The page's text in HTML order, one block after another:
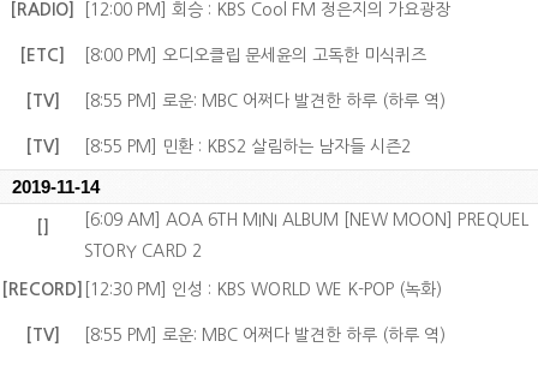
[RADIO] [12:00 PM] 회승 : KBS Cool FM 정은지의 가요광장
[ETC] [8:00 PM] 오디오클립 문세윤의 고독한 미식퀴즈
[TV] [8:55 PM] 로운: MBC 어쩌다 발견한 하루 (하루 역)
[TV] [8:55 PM] 민환 : KBS2 살림하는 남자들 시즌2
2019-11-14
[6:09 AM] AOA 6TH MINI ALBUM [NEW MOON] PREQUEL
STORY CARD 2
[RECORD] [12:30 PM] 인성 : KBS WORLD WE K-POP (녹화)
[TV] [8:55 PM] 로운: MBC 어쩌다 발견한 하루 (하루 역)